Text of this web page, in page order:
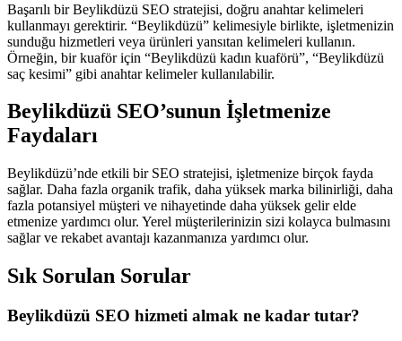
Başarılı bir Beylikdüzü SEO stratejisi, doğru anahtar kelimeleri
kullanmayı gerektirir. “Beylikdüzü” kelimesiyle birlikte, işletmenizin
sunduğu hizmetleri veya ürünleri yansıtan kelimeleri kullanın.
Örneğin, bir kuaför için “Beylikdüzü kadın kuaförü”, “Beylikdüzü
saç kesimi” gibi anahtar kelimeler kullanılabilir.
Beylikdüzü SEO’sunun İşletmenize
Faydaları
Beylikdüzü’nde etkili bir SEO stratejisi, işletmenize birçok fayda
sağlar. Daha fazla organik trafik, daha yüksek marka bilinirliği, daha
fazla potansiyel müşteri ve nihayetinde daha yüksek gelir elde
etmenize yardımcı olur. Yerel müşterilerinizin sizi kolayca bulmasını
sağlar ve rekabet avantajı kazanmanıza yardımcı olur.
Sık Sorulan Sorular
Beylikdüzü SEO hizmeti almak ne kadar tutar?